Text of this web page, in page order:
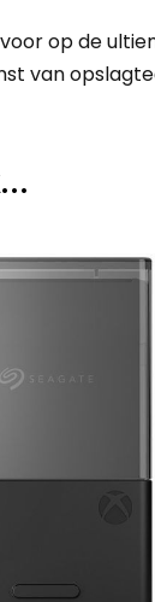
op de
van